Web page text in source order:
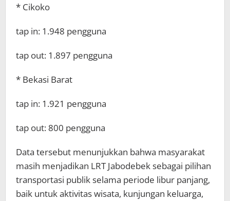
* Cikoko
tap in: 1.948 pengguna
tap out: 1.897 pengguna
* Bekasi Barat
tap in: 1.921 pengguna
tap out: 800 pengguna
Data tersebut menunjukkan bahwa masyarakat
masih menjadikan LRT Jabodebek sebagai pilihan
transportasi publik selama periode libur panjang,
baik untuk aktivitas wisata, kunjungan keluarga,